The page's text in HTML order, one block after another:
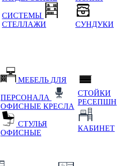
СИСТЕМЫ
СТЕЛЛАЖИ
СУНДУКИ
МЕБЕЛЬ ДЛЯ
ПЕРСОНАЛА
ОФИСНЫЕ КРЕСЛА
СТУЛЬЯ
ОФИСНЫЕ
СТОЙКИ
РЕСЕПШН
КАБИНЕТ